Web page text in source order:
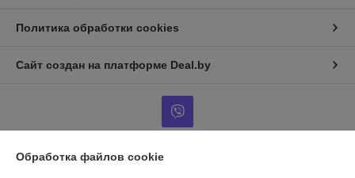
Политика обработки cookies
Сайт создан на платформе Deal.by
Обработка файлов cookie